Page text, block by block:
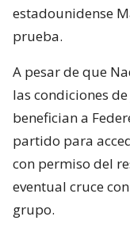
estadounidense
prueba.
A pesar de que
las condiciones
benefician a
partido para
con permiso del
eventual cruce
grupo.